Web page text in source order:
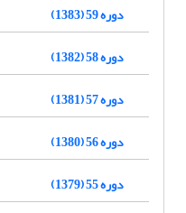
دوره 59 (1383)
دوره 58 (1382)
دوره 57 (1381)
دوره 56 (1380)
دوره 55 (1379)